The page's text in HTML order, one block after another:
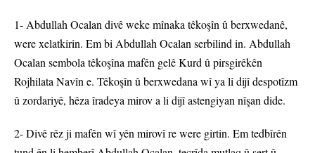
1- Abdullah Ocalan divê weke mînaka têkoşîn û berxwedanê,
were xelatkirin. Em bi Abdullah Ocalan serbilind in. Abdullah
Ocalan sembola têkoşîna mafên gelê Kurd û pirsgirêkên
Rojhilata Navîn e. Têkoşîn û berxwedana wî ya li dijî despotîzm
û zordariyê, hêza îradeya mirov a li dijî astengiyan nîşan dide.
2- Divê rêz ji mafên wî yên mirovî re were girtin. Em tedbîrên